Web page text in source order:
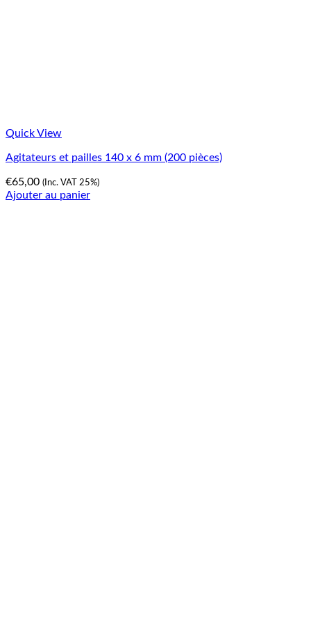
Quick View
Agitateurs et pailles 140 x 6 mm (200 pièces)
€65,00 (Inc. VAT 25%)
Ajouter au panier